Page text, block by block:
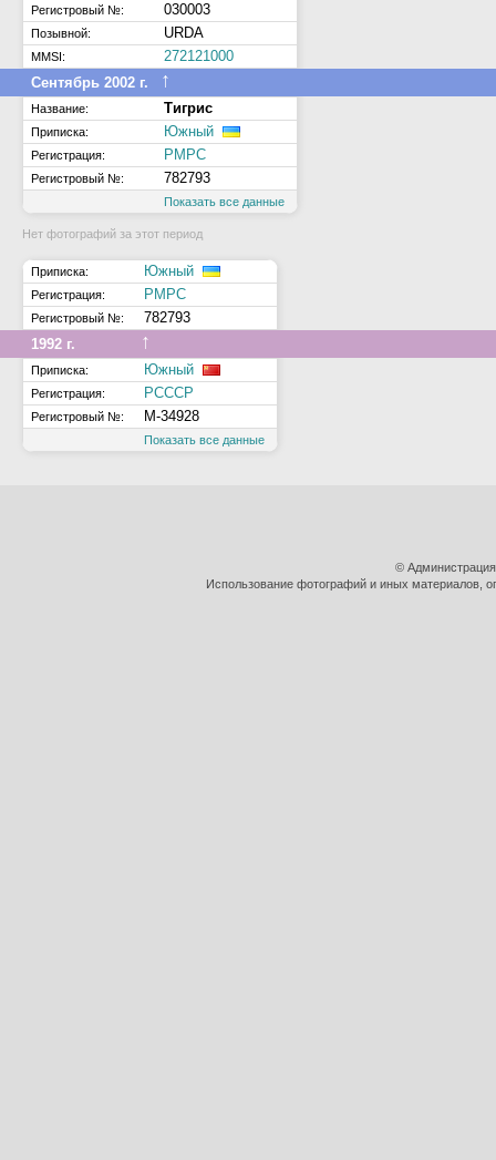
Регистровый №: 030003
Позывной: URDA
MMSI:
272121000
Сентябрь 2002 г.
↑
Название: Тигрис
Приписка: Южный
Регистрация: РМРС
Регистровый №: 782793
Показать все данные
Нет фотографий за этот период
Приписка: Южный
Регистрация: РМРС
Регистровый №:
782793
1992 г.
↑
Приписка: Южный
Регистрация: РСССР
Регистровый №: М-34928
Показать все данные
©
Использование фотографий и иных материалов,